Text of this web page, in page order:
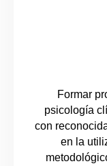
Formar
psicología
con
en la